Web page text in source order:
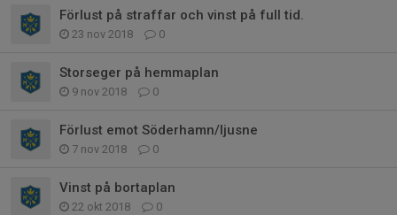
Förlust på straffar och vinst på full tid.
23 nov 2018 0
Storseger på hemmaplan
9 nov 2018 0
Förlust emot Söderhamn/ljusne
7 nov 2018 0
Vinst på bortaplan
22 okt 2018 0